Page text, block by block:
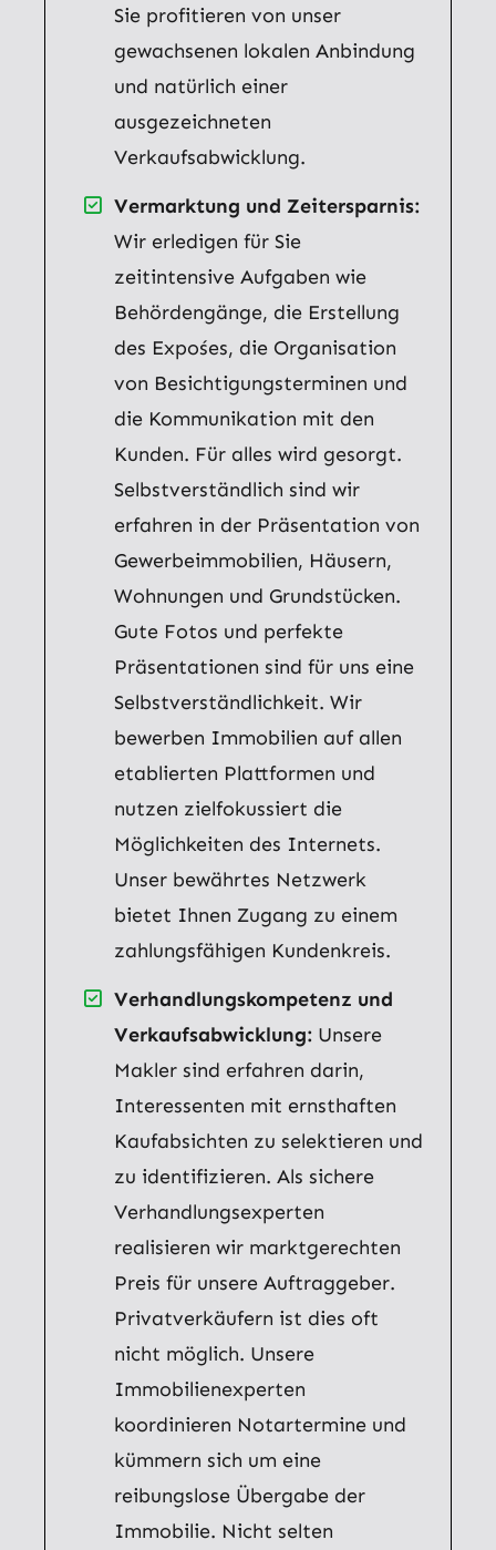
Sie profitieren von unser
gewachsenen lokalen Anbindung
und natürlich einer
ausgezeichneten
Verkaufsabwicklung.
Vermarktung und Zeitersparnis:
Wir erledigen für Sie
zeitintensive Aufgaben wie
Behördengänge, die Erstellung
des Expośes, die Organisation
von Besichtigungsterminen und
die Kommunikation mit den
Kunden. Für alles wird gesorgt.
Selbstverständlich sind wir
erfahren in der Präsentation von
Gewerbeimmobilien, Häusern,
Wohnungen und Grundstücken.
Gute Fotos und perfekte
Präsentationen sind für uns eine
Selbstverständlichkeit. Wir
bewerben Immobilien auf allen
etablierten Plattformen und
nutzen zielfokussiert die
Möglichkeiten des Internets.
Unser bewährtes Netzwerk
bietet Ihnen Zugang zu einem
zahlungsfähigen Kundenkreis.
Verhandlungskompetenz und
Verkaufsabwicklung: Unsere
Makler sind erfahren darin,
Interessenten mit ernsthaften
Kaufabsichten zu selektieren und
zu identifizieren. Als sichere
Verhandlungsexperten
realisieren wir marktgerechten
Preis für unsere Auftraggeber.
Privatverkäufern ist dies oft
nicht möglich. Unsere
Immobilienexperten
koordinieren Notartermine und
kümmern sich um eine
reibungslose Übergabe der
Immobilie. Nicht selten